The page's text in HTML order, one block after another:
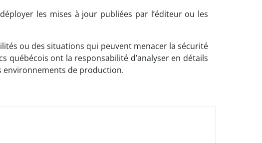
les mises à jour publiées par l’éditeur ou les
ou des situations qui peuvent menacer la sécurité
québécois ont la responsabilité d’analyser en détails
environnements de production.